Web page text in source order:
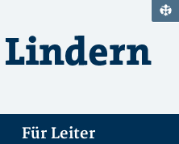
Für Leiter